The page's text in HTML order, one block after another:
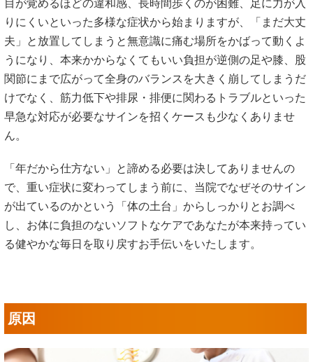
目が覚めるほどの違和感、長時間歩くのが困難、足に力が入
りにくいといった多様な症状から始まりますが、「まだ大丈
夫」と放置してしまうと無意識に痛む場所をかばって動くよ
うになり、本来かからなくてもいい負担が逆側の足や膝、股
関節にまで広がって全身のバランスを大きく崩してしまうだ
けでなく、筋力低下や排尿・排便に関わるトラブルといった
早急な対応が必要なサインを招くケースも少なくありませ
ん。
「年だから仕方ない」と諦める必要は決してありませんの
で、重い症状に変わってしまう前に、当院でなぜそのサイン
が出ているのかという「体の土台」からしっかりとお調べ
し、お体に負担のないソフトなケアであなたが本来持ってい
る健やかな毎日を取り戻すお手伝いをいたします。
原因